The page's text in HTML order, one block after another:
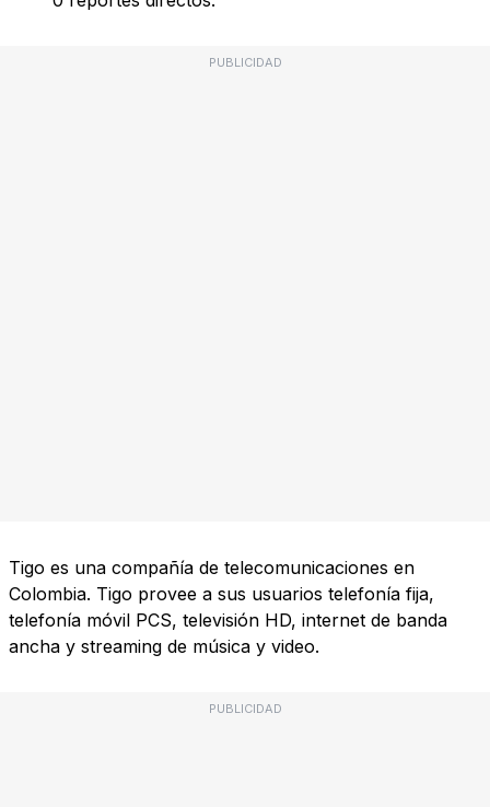
PUBLICIDAD
Tigo es una compañía de telecomunicaciones en
Colombia. Tigo provee a sus usuarios telefonía fija,
telefonía móvil PCS, televisión HD, internet de banda
ancha y streaming de música y video.
PUBLICIDAD